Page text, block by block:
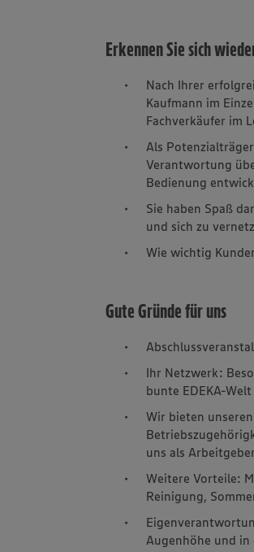
Erkennen Sie sich
Nach Ihrer
Kaufmann im
Fachverkäufer im
Als
Verantwortung
Bedienung
Sie haben Spaß
und sich zu
Wie wichtig
Gute Gründe für uns
Ihr Netzwerk:
bunte EDEKA-
Wir bieten
uns als
Weitere Vorteile:
Reinigung,
Augenhöhe und in